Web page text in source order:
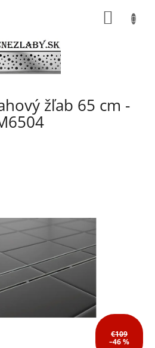
žľab 65 cm -
€109
–46 %